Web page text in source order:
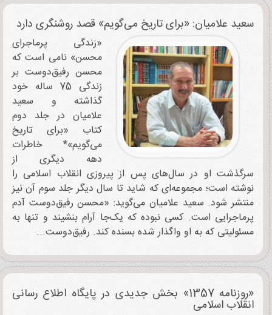
سعید علامیان: «برای تاریخ می‌گویم» قصد روشنگری دارد
«زندگی پرماجرای
محسن» نامی است که
محسن رفیق‌دوست بر
زندگی 75 ساله خود
گذاشته و سعید
علامیان در جلد دوم
کتاب «برای تاریخ
می‌گویم»* خاطرات
دهه دیگری از
سرگذشت او در سال‌های پس از پیروزی انقلاب اسلامی را
نوشته است؛ مجموعه‌ای که شاید تا سال دیگر جلد سوم آن نیز
منتشر شود. سعید علامیان می‌گوید: «محسن رفیق‌دوست آدم
پرماجرایی است. کسی نبوده که یک‌جا آرام بنشیند و تنها به
مسئولیتی که به او واگذار شده بسنده کند. رفیق‌دوست...
«روزنامه 1357» بخش جدیدی در پایگاه اطلاع رسانی
انقلاب اسلامی